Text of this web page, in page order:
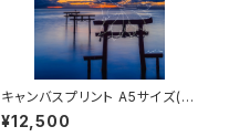
キャンバスプリント A5サイズ(九
尾と夜明け)
¥12,500